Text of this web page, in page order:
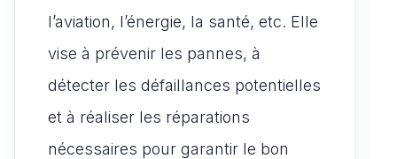
l’aviation, l’énergie, la santé, etc. Elle
vise à prévenir les pannes, à
détecter les défaillances potentielles
et à réaliser les réparations
nécessaires pour garantir le bon